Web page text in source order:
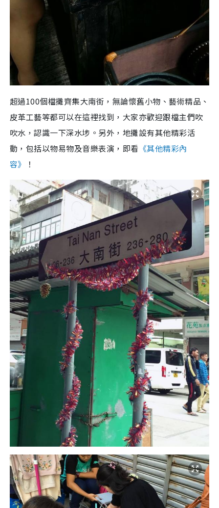
超過100個檔攤齊集大南街，無論懷舊小物、藝術精品、
皮革工藝等都可以在這裡找到，大家亦歡迎跟檔主們吹
吹水，認識一下深水埗。另外，地攤設有其他精彩活
動，包括以物易物及音樂表演，即看 《其他精彩內
容》
！